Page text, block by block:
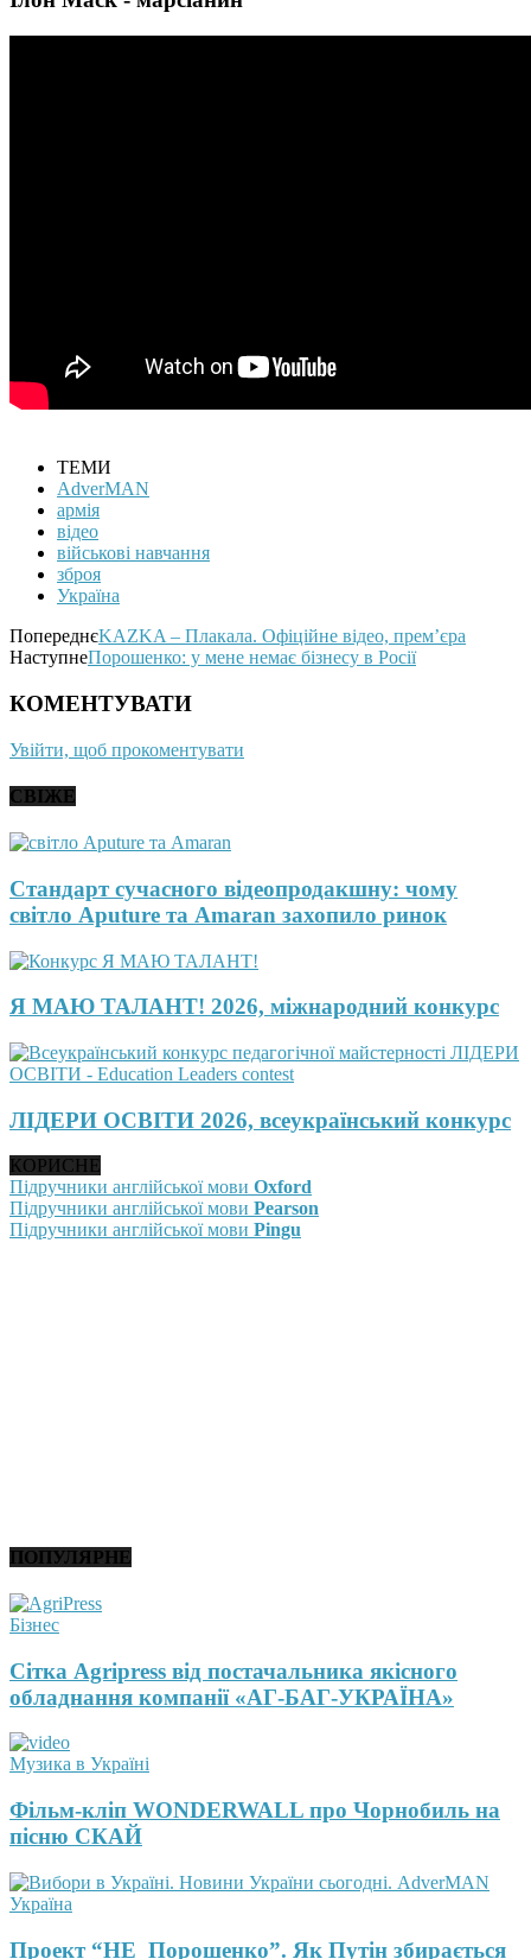
ТЕМИ
AdverMAN
армія
відео
військові навчання
зброя
Україна
ПопереднєKAZKA – Плакала. Офіційне відео, прем’єра
НаступнеПорошенко: у мене немає бізнесу в Росії
КОМЕНТУВАТИ
Увійти, щоб прокоментувати
СВІЖЕ
Стандарт сучасного відеопродакшну: чому
світло Aputure та Amaran захопило ринок
Я МАЮ ТАЛАНТ! 2026, міжнародний конкурс
ЛІДЕРИ ОСВІТИ 2026, всеукраїнський конкурс
КОРИСНЕ
Підручники англійської мови Oxford
Підручники англійської мови Pearson
Підручники англійської мови Pingu
ПОПУЛЯРНЕ
Бізнес
Сітка Agripress від постачальника якісного
обладнання компанії «АГ-БАГ-УКРАЇНА»
Музика в Україні
Фільм-кліп WONDERWALL про Чорнобиль на
пісню СКАЙ
Україна
Проект “НЕ_Порошенко”. Як Путін збирається